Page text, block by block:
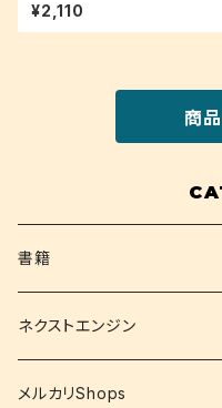
¥2,110
商
書籍
関西大学テキスト
就活
ネクストエンジン
メルカリShops